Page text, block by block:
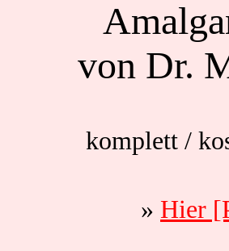
von Dr.
komplett /
» Hier